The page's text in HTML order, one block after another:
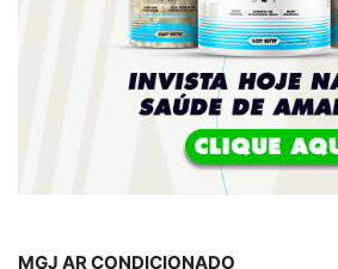
MGJ AR CONDICIONADO